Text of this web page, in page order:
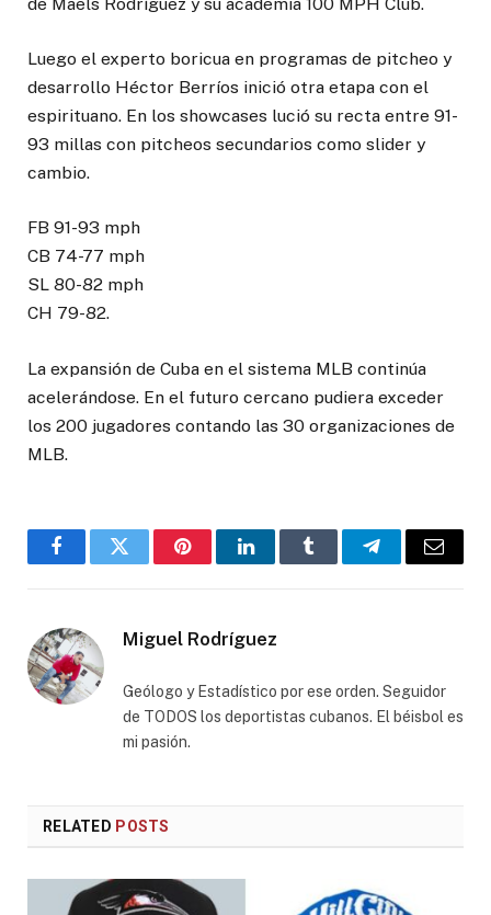
Luego el experto boricua en programas de pitcheo y
desarrollo Héctor Berríos inició otra etapa con el
espirituano. En los showcases lució su recta entre 91-
93 millas con pitcheos secundarios como slider y
cambio.
FB 91-93 mph
CB 74-77 mph
SL 80-82 mph
CH 79-82.
La expansión de Cuba en el sistema MLB continúa
acelerándose. En el futuro cercano pudiera exceder
los 200 jugadores contando las 30 organizaciones de
MLB.
FacebookTwitter PinterestLinkedInTumblr TelegramEmail
Miguel Rodríguez
Geólogo y Estadístico por ese orden. Seguidor
de TODOS los deportistas cubanos. El béisbol es
mi pasión.
RELATED POSTS